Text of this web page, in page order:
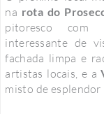
na rota do
pitoresco com
interessante de
fachada limpa e
artistas locais, e a
misto de esplendor